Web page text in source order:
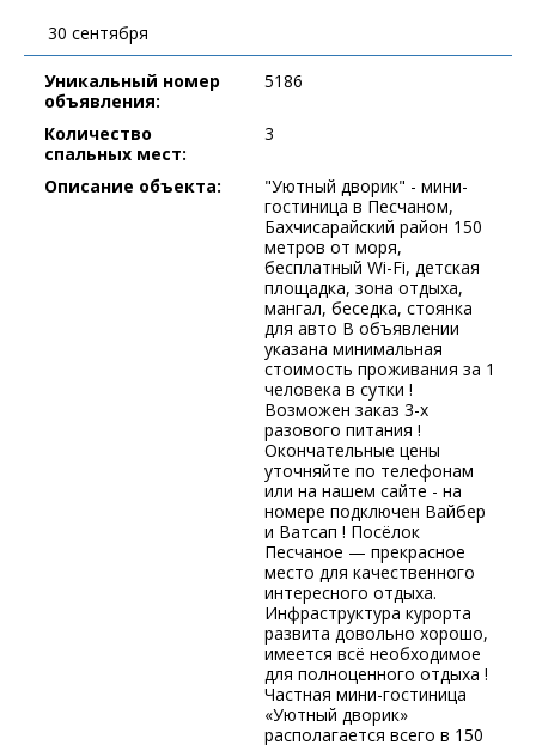
30 сентября
Уникальный номер
объявления:
5186
Количество
спальных мест:
3
Описание объекта:
"Уютный дворик" - мини-
гостиница в Песчаном,
Бахчисарайский район 150
метров от моря,
бесплатный Wi-Fi, детская
площадка, зона отдыха,
мангал, беседка, стоянка
для авто В объявлении
указана минимальная
стоимость проживания за 1
человека в сутки !
Возможен заказ 3-х
разового питания !
Окончательные цены
уточняйте по телефонам
или на нашем сайте - на
номере подключен Вайбер
и Ватсап ! Посёлок
Песчаное — прекрасное
место для качественного
интересного отдыха.
Инфраструктура курорта
развита довольно хорошо,
имеется всё необходимое
для полноценного отдыха !
Частная мини-гостиница
«Уютный дворик»
располагается всего в 150